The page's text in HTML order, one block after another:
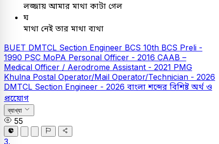
লজ্জায় আমার মাথা কাটা গেল
ঘ
মাথা নেই তার মাথা ব্যথা
BUET DMTCL Section Engineer BCS 10th BCS Preli -
1990 PSC MoPA Personal Officer - 2016 CAAB –
Medical Officer / Aerodrome Assistant - 2021 PMG
Khulna Postal Operator/Mail Operator/Technician - 2026
DMTCL Section Engineer - 2026 বাংলাশব্দের বিশিষ্ট অর্থ ও
প্রয়োেগ
ব্যাখ্যা
55
3.